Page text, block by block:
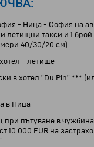
- Ница - София на
летищни такси и 1
40/30/20 см)
- летище
в хотел "Du Pin" ***
в Ница
при пътуване в
10 000 EUR на